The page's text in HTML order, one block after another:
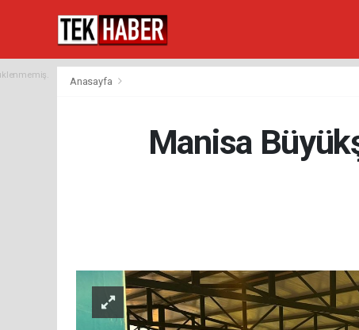
Anasayfa
Manisa